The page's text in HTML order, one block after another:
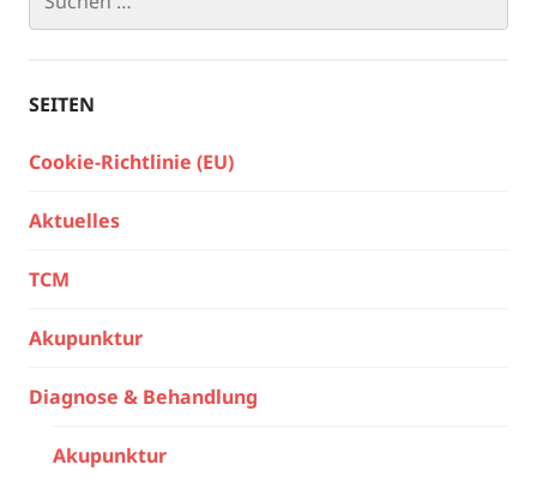
nach:
SEITEN
Cookie-Richtlinie (EU)
Aktuelles
TCM
Akupunktur
Diagnose & Behandlung
Akupunktur